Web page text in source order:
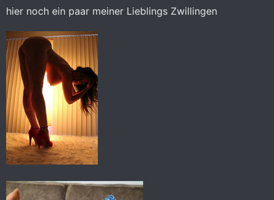
hier noch ein paar meiner Lieblings Zwillingen